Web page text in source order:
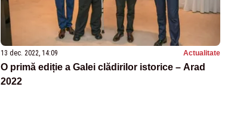
13 dec. 2022, 14:09 Actualitate
O primă ediție a Galei clădirilor istorice – Arad
2022